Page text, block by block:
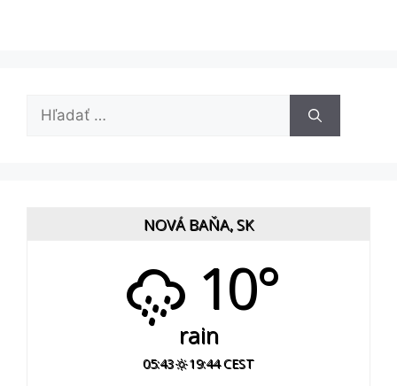
Hľadať:
NOVÁ BAŇA, SK
10°
rain
05:43 19:44 CEST